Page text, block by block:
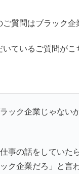
ご質問はブラック企
いているご質問がこ
ック企業じゃない
事の話をしていた
ク企業だろ」と言